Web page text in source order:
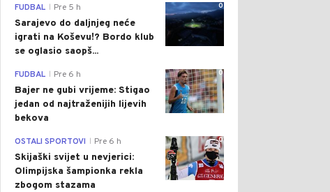
0
FUDBAL Pre 5 h
Sarajevo do daljnjeg neće
igrati na Koševu!? Bordo klub
se oglasio saopš...
0
FUDBAL Pre 6 h
Bajer ne gubi vrijeme: Stigao
jedan od najtraženijih lijevih
bekova
0
OSTALI SPORTOVI Pre 6 h
Skijaški svijet u nevjerici:
Olimpijska šampionka rekla
zbogom stazama